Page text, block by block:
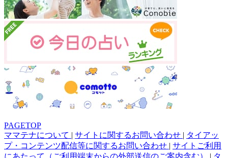
PAGETOP
ママテナについて | サイトに関するお問い合わせ | タイアッ
プ・コンテンツ配信等に関するお問い合わせ | サイトご利用
にあたって（ご利用端末からの外部送信のご案内含む） | タ